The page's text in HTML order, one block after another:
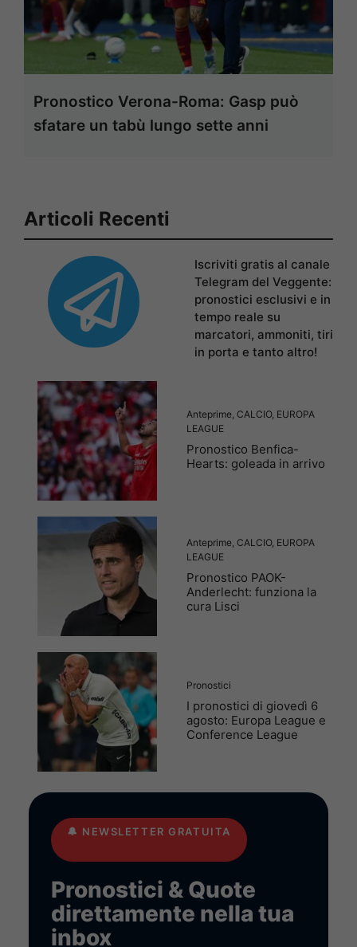
Pronostico Verona-Roma: Gasp può
sfatare un tabù lungo sette anni
Articoli Recenti
Iscriviti gratis al canale
Telegram del Veggente:
pronostici esclusivi e in
tempo reale su
marcatori, ammoniti, tiri
in porta e tanto altro!
Anteprime CALCIO, EUROPA
LEAGUE
Pronostico Benfica-
Hearts: goleada in arrivo
Anteprime CALCIO, EUROPA
LEAGUE
Pronostico PAOK-
Anderlecht: funziona la
cura Lisci
Pronostici
I pronostici di giovedì 6
agosto: Europa League e
Conference League
🔔 NEWSLETTER GRATUITA
Pronostici & Quote
direttamente nella tua
inbox